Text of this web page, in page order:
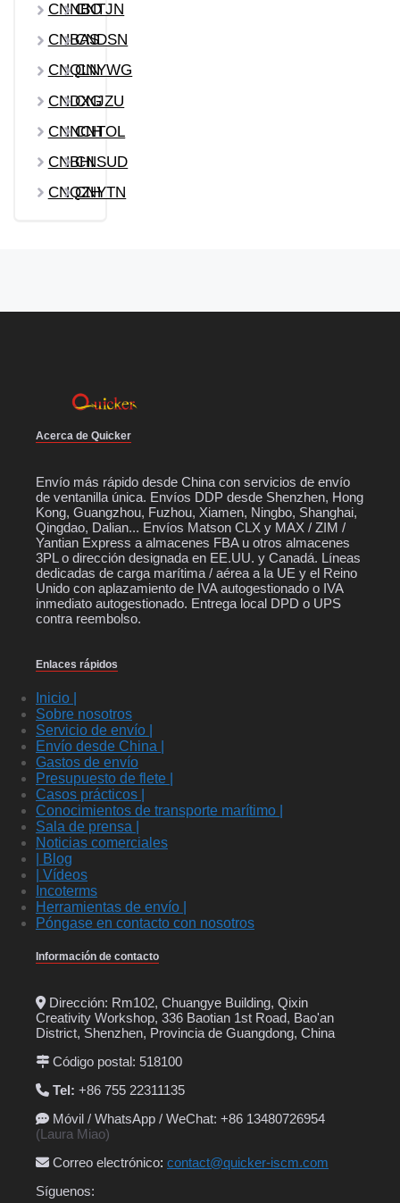
CNNBO
CNTJN
CNBASCNDSN
CNQLNCNYWG
CNDXG
CNJZU
CNNCHCNTOL
CNBHICNSUD
CNQZHCNYTN
Acerca de Quicker
Envío más rápido desde China con servicios de envío
de ventanilla única. Envíos DDP desde Shenzhen, Hong
Kong, Guangzhou, Fuzhou, Xiamen, Ningbo, Shanghai,
Qingdao, Dalian... Envíos Matson CLX y MAX / ZIM /
Yantian Express a almacenes FBA u otros almacenes
3PL o dirección designada en EE.UU. y Canadá. Líneas
dedicadas de carga marítima / aérea a la UE y el Reino
Unido con aplazamiento de IVA autogestionado o IVA
inmediato autogestionado. Entrega local DPD o UPS
contra reembolso.
Enlaces rápidos
Inicio |
Sobre nosotros
Servicio de envío |
Envío desde China |
Gastos de envío
Presupuesto de flete |
Casos prácticos |
Conocimientos de transporte marítimo |
Sala de prensa |
Noticias comerciales
| Blog
| Vídeos
Incoterms
Herramientas de envío |
Póngase en contacto con nosotros
Información de contacto
Dirección: Rm102, Chuangye Building, Qixin
Creativity Workshop, 336 Baotian 1st Road, Bao'an
District, Shenzhen, Provincia de Guangdong, China
Código postal: 518100
Tel: +86 755 22311135
Móvil / WhatsApp / WeChat: +86 13480726954
(Laura Miao)
Correo electrónico: contact@quicker-iscm.com
Síguenos: